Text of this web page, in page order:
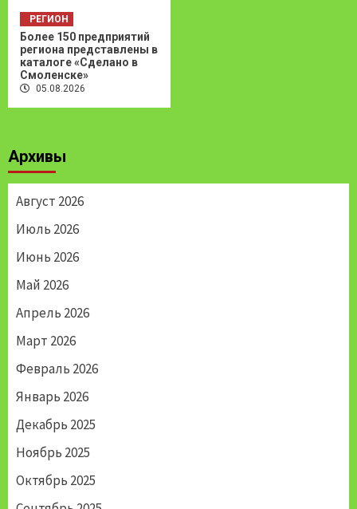
РЕГИОН
Более 150 предприятий
региона представлены в
каталоге «Сделано в
Смоленске»
05.08.2026
Архивы
Август 2026
Июль 2026
Июнь 2026
Май 2026
Апрель 2026
Март 2026
Февраль 2026
Январь 2026
Декабрь 2025
Ноябрь 2025
Октябрь 2025